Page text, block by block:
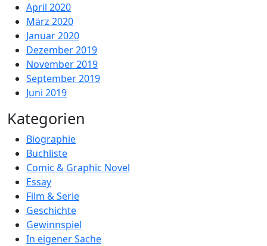
April 2020
März 2020
Januar 2020
Dezember 2019
November 2019
September 2019
Juni 2019
Kategorien
Biographie
Buchliste
Comic & Graphic Novel
Essay
Film & Serie
Geschichte
Gewinnspiel
In eigener Sache